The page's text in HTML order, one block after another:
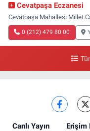
Cevatpaşa Eczanesi
Cevatpaşa Mahallesi Millet
0 (212) 479 80 00
Canlı Yayın Erişim